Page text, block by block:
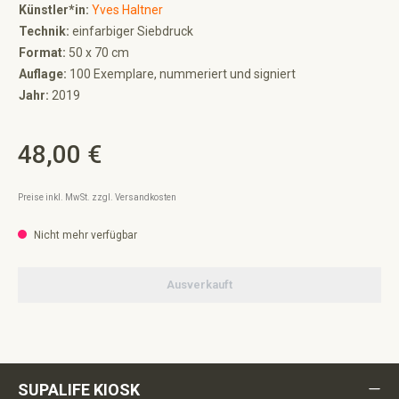
Künstler*in: Yves Haltner
Technik: einfarbiger Siebdruck
Format: 50 x 70 cm
Auflage: 100 Exemplare, nummeriert und signiert
Jahr: 2019
Regulärer Preis:
48,00 €
Preise inkl. MwSt. zzgl. Versandkosten
Nicht mehr verfügbar
Ausverkauft
SUPALIFE KIOSK